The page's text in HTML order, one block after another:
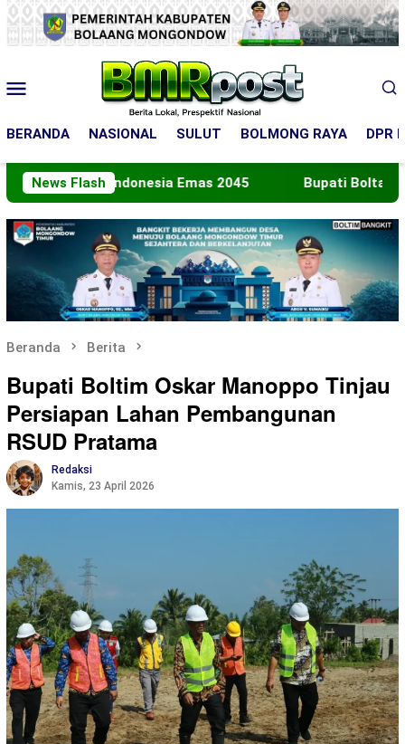
Loncat
ke
konten
Mobile
BERANDA NASIONAL SULUT BOLMONG RAYA DPR
News Flash
Indonesia Emas 2045 Bupati Boltara Lepas
Beranda Berita
Bupati Boltim Oskar Manoppo Tinjau
Persiapan Lahan Pembangunan
RSUD Pratama
Redaksi
Kamis, 23 April 2026